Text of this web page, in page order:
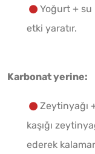
Yoğurt + su
etki yaratır.
Karbonat yerine:
Zeytinyağı
kaşığı
ederek